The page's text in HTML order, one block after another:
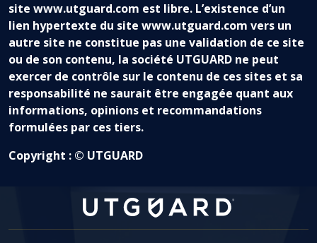
site www.utguard.com est libre. L’existence d’un
lien hypertexte du site www.utguard.com vers un
autre site ne constitue pas une validation de ce site
ou de son contenu, la société UTGUARD ne peut
exercer de contrôle sur le contenu de ces sites et sa
responsabilité ne saurait être engagée quant aux
informations, opinions et recommandations
formulées par ces tiers.
Copyright : © UTGUARD